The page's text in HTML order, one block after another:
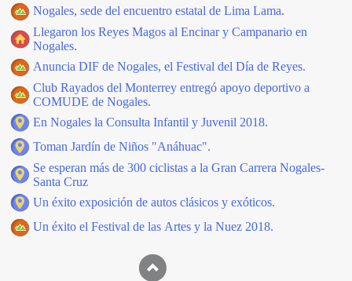
Nogales, sede del encuentro estatal de Lima Lama.
Llegaron los Reyes Magos al Encinar y Campanario en
Nogales.
Anuncia DIF de Nogales, el Festival del Día de Reyes.
Club Rayados del Monterrey entregó apoyo deportivo a
COMUDE de Nogales.
En Nogales la Consulta Infantil y Juvenil 2018.
Toman Jardín de Niños "Anáhuac".
Se esperan más de 300 ciclistas a la Gran Carrera Nogales-
Santa Cruz
Un éxito exposición de autos clásicos y exóticos.
Un éxito el Festival de las Artes y la Nuez 2018.